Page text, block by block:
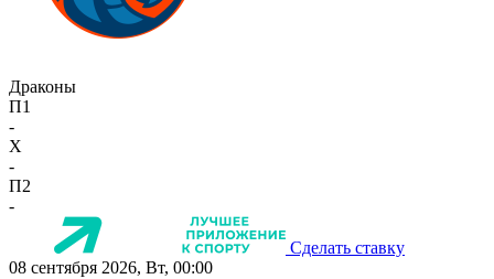
Драконы
П1
-
X
-
П2
-
Сделать ставку
08 сентября 2026, Вт, 00:00